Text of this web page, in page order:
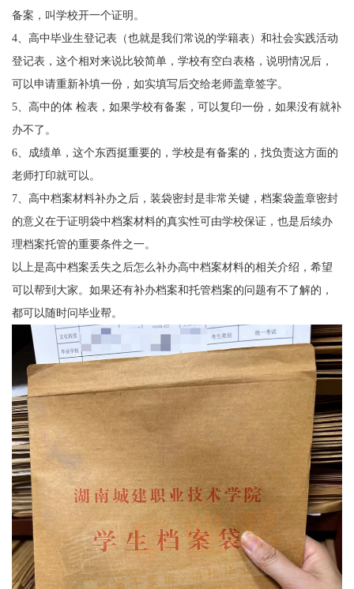
备案，叫学校开一个证明。
4、高中毕业生登记表（也就是我们常说的学籍表）和社会实践活动
登记表，这个相对来说比较简单，学校有空白表格，说明情况后，
可以申请重新补填一份，如实填写后交给老师盖章签字。
5、高中的体 检表，如果学校有备案，可以复印一份，如果没有就补
办不了。
6、成绩单，这个东西挺重要的，学校是有备案的，找负责这方面的
老师打印就可以。
7、高中档案材料补办之后，装袋密封是非常关键，档案袋盖章密封
的意义在于证明袋中档案材料的真实性可由学校保证，也是后续办
理档案托管的重要条件之一。
以上是高中档案丢失之后怎么补办高中档案材料的相关介绍，希望
可以帮到大家。如果还有补办档案和托管档案的问题有不了解的，
都可以随时问毕业帮。